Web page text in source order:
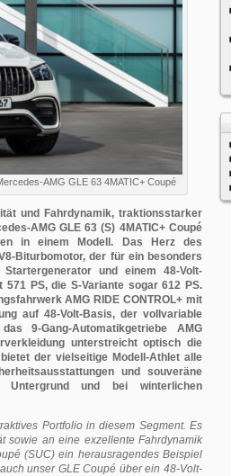
AMG GLE 63 4MATIC+ Coupé
und Fahrdynamik, traktionsstarker
AMG GLE 63 (S) 4MATIC+ Coupé
in einem Modell. Das Herz des
Biturbomotor, der für ein besonders
und einem 48-Volt-
PS, die S-Variante sogar 612 PS.
AMG RIDE CONTROL+ mit
auf 48-Volt-Basis, der vollvariable
9-Gang-Automatikgetriebe AMG
unterstreicht optisch die
der vielseitige Modell-Athlet alle
und souveräne
und bei winterlichen
Portfolio in diesem Segment. Es
sowie an eine exzellente Fahrdynamik
(SUC) ein herausragendes Beispiel
unser GLE Coupé über ein 48-Volt-